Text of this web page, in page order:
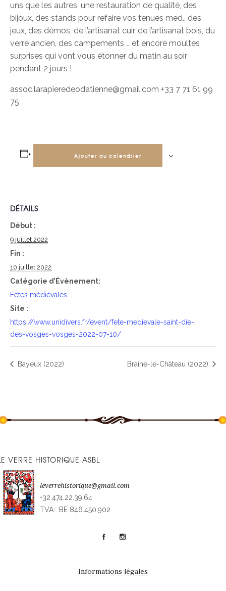
uns que les autres, une restauration de qualité, des
bijoux, des stands pour refaire vos tenues med., des
jeux, des démos, de l’artisanat cuir, de l’artisanat bois, du
verre ancien, des campements … et encore moultes
surprises qui vont vous étonner du matin au soir
pendant 2 jours !
assoc.larapieredeodatienne@gmail.com +33 7 71 61 99
75
Ajouter au calendrier
DÉTAILS
Début :
9 juillet 2022
Fin :
10 juillet 2022
Catégorie d’Évènement:
Fêtes médiévales
Site :
https://www.unidivers.fr/event/fete-medievale-saint-die-
des-vosges-vosges-2022-07-10/
Bayeux (2022) Braine-le-Château (2022)
VERRE HISTORIQUE ASBL
leverrehistorique@gmail.com
+32.474.22.39.64
TVA: BE 846.450.902
Informations légales